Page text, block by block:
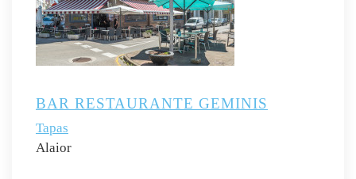
BAR RESTAURANTE GEMINIS
Tapas
Alaior